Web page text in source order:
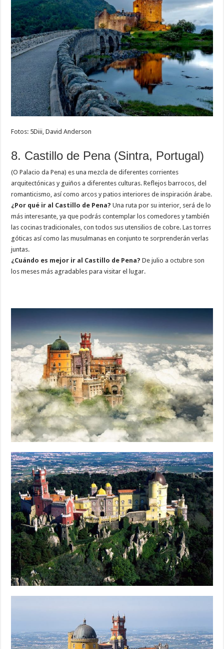
Fotos: 5Diii, David Anderson
8. Castillo de Pena (Sintra, Portugal)
(O Palacio da Pena) es una mezcla de diferentes corrientes
arquitectónicas y guiños a diferentes culturas. Reflejos barrocos, del
romanticismo, así como arcos y patios interiores de inspiración árabe.
¿Por qué ir al Castillo de Pena?Una ruta por su interior, será de lo
más interesante, ya que podrás contemplar los comedores y también
las cocinas tradicionales, con todos sus utensilios de cobre. Las torres
góticas así como las musulmanas en conjunto te sorprenderán verlas
juntas.
¿Cuándo es mejor ir al Castillo de Pena?De julio a octubre son
los meses más agradables para visitar el lugar.